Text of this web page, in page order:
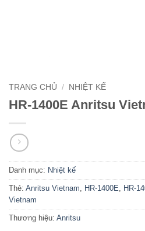
TRANG CHỦ / NHIỆT KẾ
HR-1400E Anritsu
Danh mục: Nhiệt kế
Thẻ: Anritsu Vietnam, HR-1400E, HR-
Vietnam
Thương hiệu: Anritsu